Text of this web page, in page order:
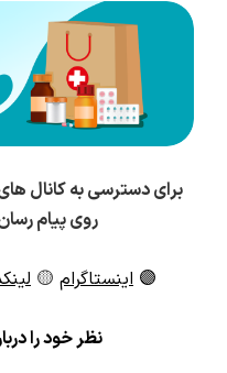
برای دسترسی به کانال
روی پیام
🟣 اینستاگرام 🟡
نظر خود را